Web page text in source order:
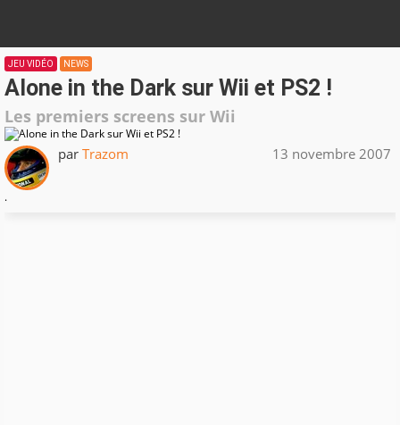
JEU VIDÉO NEWS
Alone in the Dark sur Wii et PS2 !
Les premiers screens sur Wii
par Trazom 13 novembre 2007
.